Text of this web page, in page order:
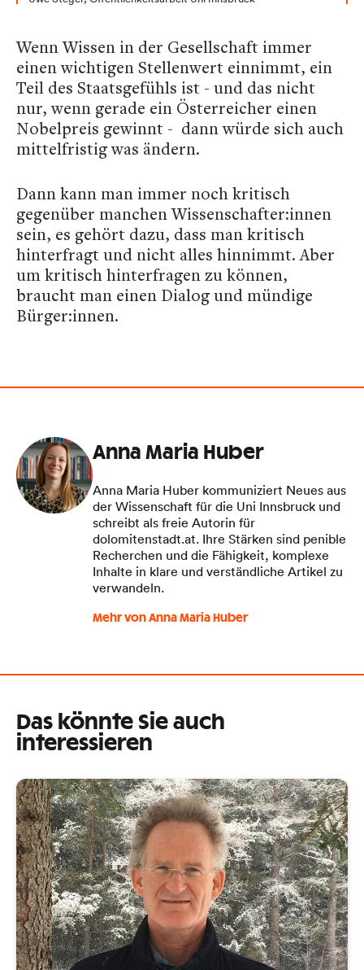
Wenn Wissen in der Gesellschaft immer
einen wichtigen Stellenwert einnimmt, ein
Teil des Staatsgefühls ist - und das nicht
nur, wenn gerade ein Österreicher einen
Nobelpreis gewinnt - dann würde sich auch
mittelfristig was ändern.
Dann kann man immer noch kritisch
gegenüber manchen Wissenschafter:innen
sein, es gehört dazu, dass man kritisch
hinterfragt und nicht alles hinnimmt. Aber
um kritisch hinterfragen zu können,
braucht man einen Dialog und mündige
Bürger:innen.
Anna Maria Huber
Anna Maria Huber kommuniziert Neues aus
der Wissenschaft für die Uni Innsbruck und
schreibt als freie Autorin für
dolomitenstadt.at. Ihre Stärken sind penible
Recherchen und die Fähigkeit, komplexe
Inhalte in klare und verständliche Artikel zu
verwandeln.
Mehr von Anna Maria Huber
Das könnte Sie auch
interessieren